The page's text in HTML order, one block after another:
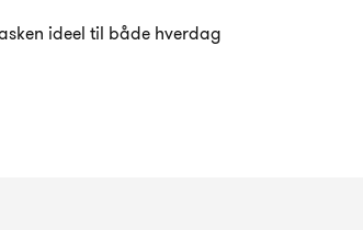
ideel til både hverdag